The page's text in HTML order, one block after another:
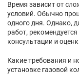
Время зависит от
условий. Обычно
одного дня. Однако,
работ,
консультации и
Какие требования и
установке газовой